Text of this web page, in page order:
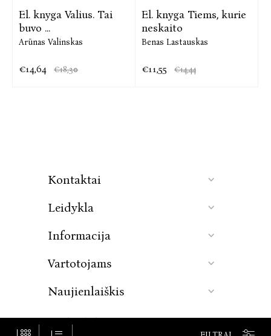
El. knyga Valius. Tai
buvo ...
Arūnas Valinskas
€14,64 €18,30
El. knyga Tiems, kurie
neskaito
Benas Lastauskas
€11,55 €14,44
Kontaktai
Leidykla
Informacija
Vartotojams
Naujienlaiškis
© Baltos lankos, 2026. Visos teisės saugomos.